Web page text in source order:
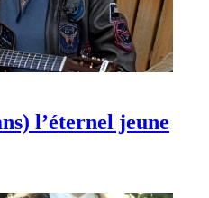
l’éternel jeune